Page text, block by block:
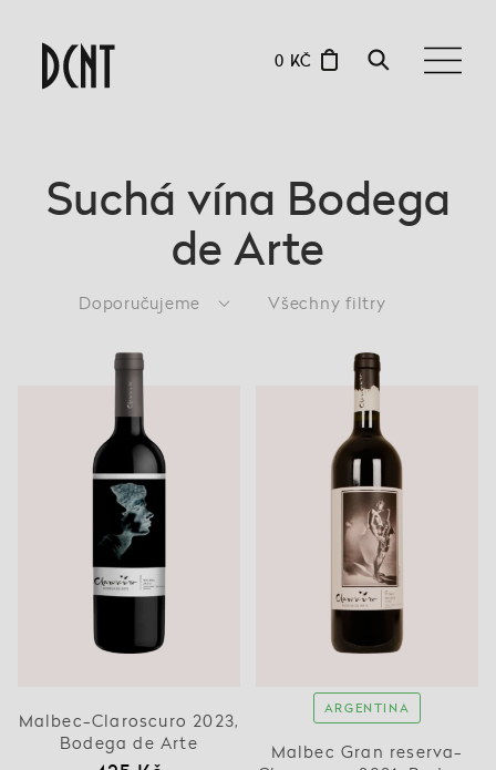
0 KČ
Suchá vína Bodega
de Arte
Doporučujeme Všechny filtry
Malbec-Claroscuro 2023,
Bodega de Arte
ARGENTINA
Malbec Gran reserva-